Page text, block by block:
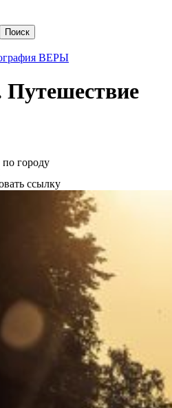
Поиск
ВЕРЫ
Путешествие
городу